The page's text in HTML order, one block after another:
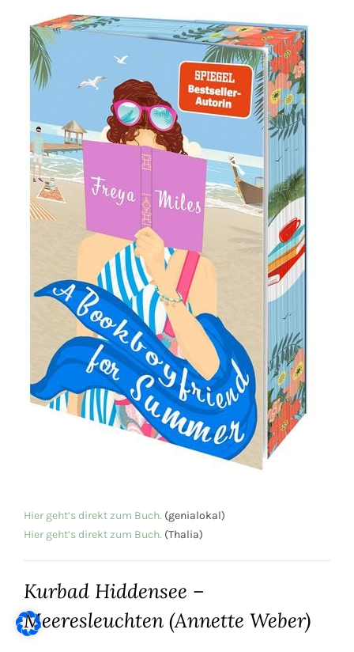
Hier geht’s direkt zum Buch. (genialokal)
Hier geht’s direkt zum Buch. (Thalia)
Kurbad Hiddensee –
Meeresleuchten (Annette Weber)